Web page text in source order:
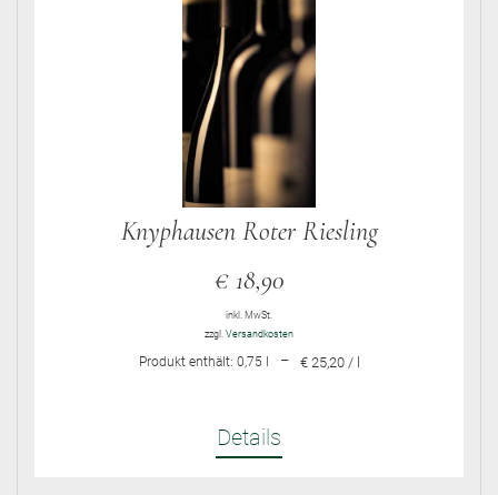
Knyphausen Roter Riesling
€18,90
inkl. MwSt.
zzgl. Versandkosten
Produkt enthält: 0,75 l – € 25,20 / l
Details